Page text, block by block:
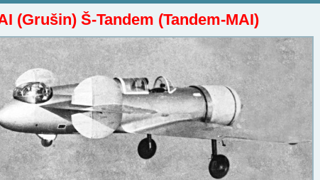
(Grušin) Š-Tandem (Tandem-MAI)